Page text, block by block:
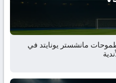
مانشستر يونايتد في